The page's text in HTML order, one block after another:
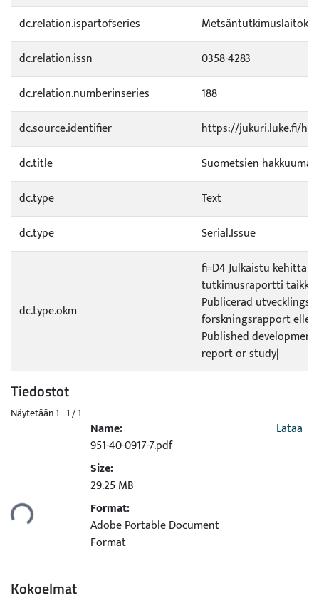
dc.relation.ispartofseries
dc.relation.issn
0358-4283
dc.relation.numberinseries
188
dc.source.identifier
https://jukuri.luke.fi/
dc.title
Suometsien
dc.type
Text
dc.type
Serial.Issue
dc.type.okm
fi=D4 Julkaistu
tutkimusraportti taikka
Publicerad utvecklings-
forskningsrapport eller
Published
report or study|
Tiedostot
Näytetään1 - 1 / 1
Name:
951-40-0917-7.pdf
Size:
29.25 MB
Format:
Adobe Portable Document
Format
Lataa
Kokoelmat